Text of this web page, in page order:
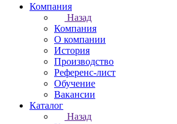
Компания
Назад
Компания
О компании
История
Производство
Референс-лист
Обучение
Вакансии
Каталог
Назад